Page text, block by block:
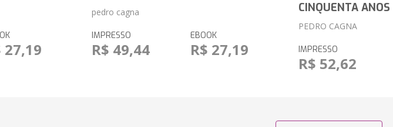
27,19
pedro cagna
IMPRESSO
R$ 49,44
EBOOK
R$ 27,19
CINQUENTA ANOS
PEDRO CAGNA
IMPRESSO
R$ 52,62